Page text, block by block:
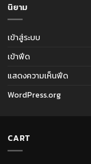
นิยาม
เข้าสู่ระบบ
เข้าฟีด
แสดงความเห็นฟีด
WordPress.org
CART